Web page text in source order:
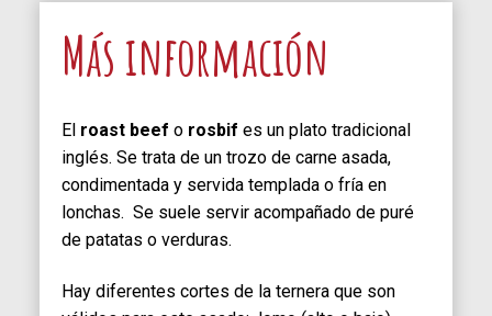
Más información
El roast beef o rosbif es un plato tradicional
inglés. Se trata de un trozo de carne asada,
condimentada y servida templada o fría en
lonchas. Se suele servir acompañado de puré
de patatas o verduras.
Hay diferentes cortes de la ternera que son